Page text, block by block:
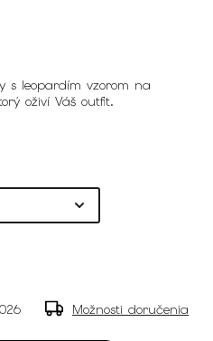
s leopardím vzorom na
oživí Váš outfit.
Možnosti doručenia